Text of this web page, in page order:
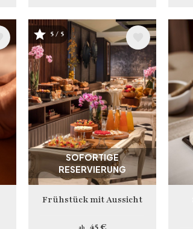
SOFORTIGE
RESERVIERUNG
Bild5 / 5
Frühstück mit Aussicht
ab 45 €